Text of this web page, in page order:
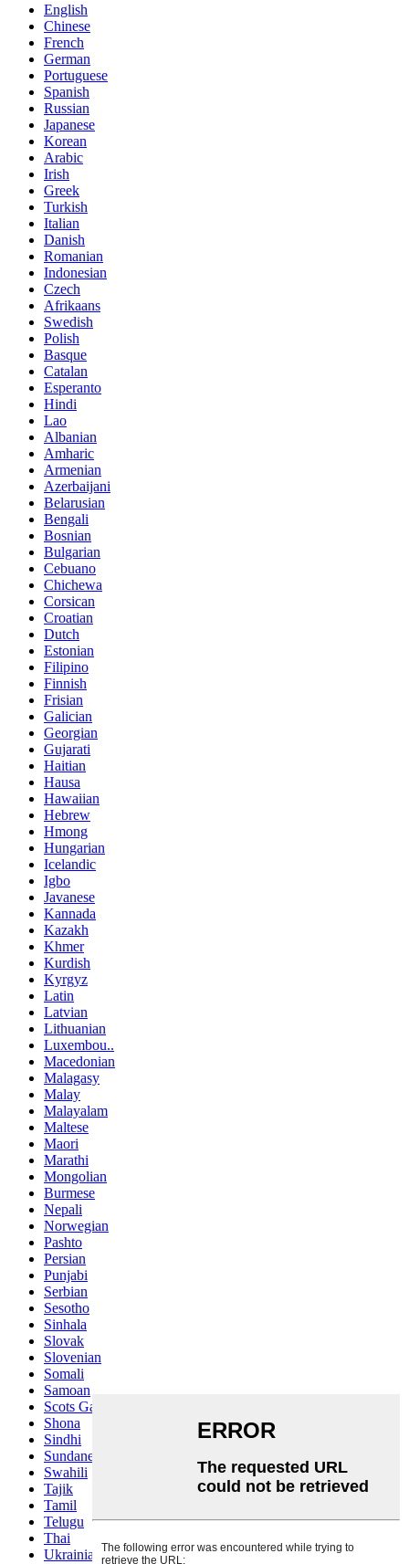
English
Chinese
French
German
Portuguese
Spanish
Russian
Japanese
Korean
Arabic
Irish
Greek
Turkish
Italian
Danish
Romanian
Indonesian
Czech
Afrikaans
Swedish
Polish
Basque
Catalan
Esperanto
Hindi
Lao
Albanian
Amharic
Armenian
Azerbaijani
Belarusian
Bengali
Bosnian
Bulgarian
Cebuano
Chichewa
Corsican
Croatian
Dutch
Estonian
Filipino
Finnish
Frisian
Galician
Georgian
Gujarati
Haitian
Hausa
Hawaiian
Hebrew
Hmong
Hungarian
Icelandic
Igbo
Javanese
Kannada
Kazakh
Khmer
Kurdish
Kyrgyz
Latin
Latvian
Lithuanian
Luxembou..
Macedonian
Malagasy
Malay
Malayalam
Maltese
Maori
Marathi
Mongolian
Burmese
Nepali
Norwegian
Pashto
Persian
Punjabi
Serbian
Sesotho
Sinhala
Slovak
Slovenian
Somali
Samoan
Scots Gaelic
Shona
Sindhi
Sundanese
Swahili
Tajik
Tamil
Telugu
Thai
Ukrainian